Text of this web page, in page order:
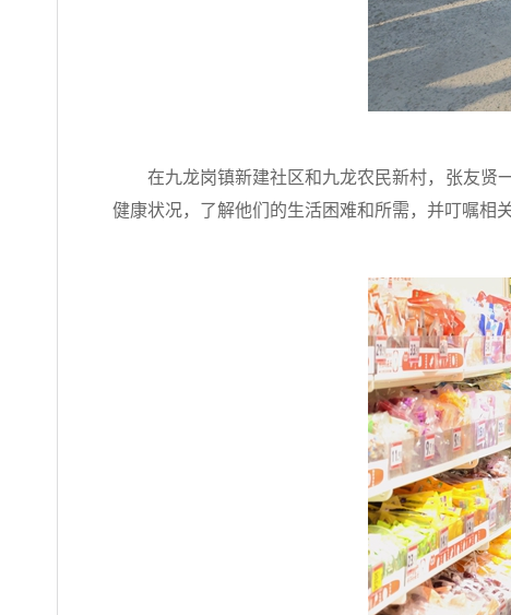
在九龙岗镇新建社区和九龙农民新村，张友贤
健康状况，了解他们的生活困难和所需，并叮嘱相